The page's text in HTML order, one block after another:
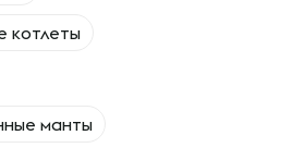
котлеты
манты